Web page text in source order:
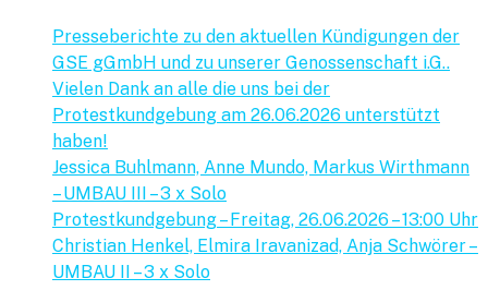
Presseberichte zu den aktuellen Kündigungen der
GSE gGmbH und zu unserer Genossenschaft i.G..
Vielen Dank an alle die uns bei der
Protestkundgebung am 26.06.2026 unterstützt
haben!
Jessica Buhlmann, Anne Mundo, Markus Wirthmann
– UMBAU III – 3 x Solo
Protestkundgebung – Freitag, 26.06.2026 – 13:00 Uhr
Christian Henkel, Elmira Iravanizad, Anja Schwörer –
UMBAU II – 3 x Solo